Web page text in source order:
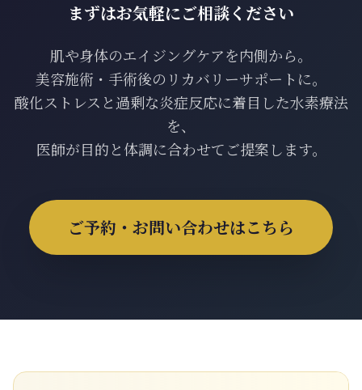
まずはお気軽にご相談ください
肌や身体のエイジングケアを内側から。
美容施術・手術後のリカバリーサポートに。
酸化ストレスと過剰な炎症反応に着目した水素療法
を、
医師が目的と体調に合わせてご提案します。
ご予約・お問い合わせはこちら